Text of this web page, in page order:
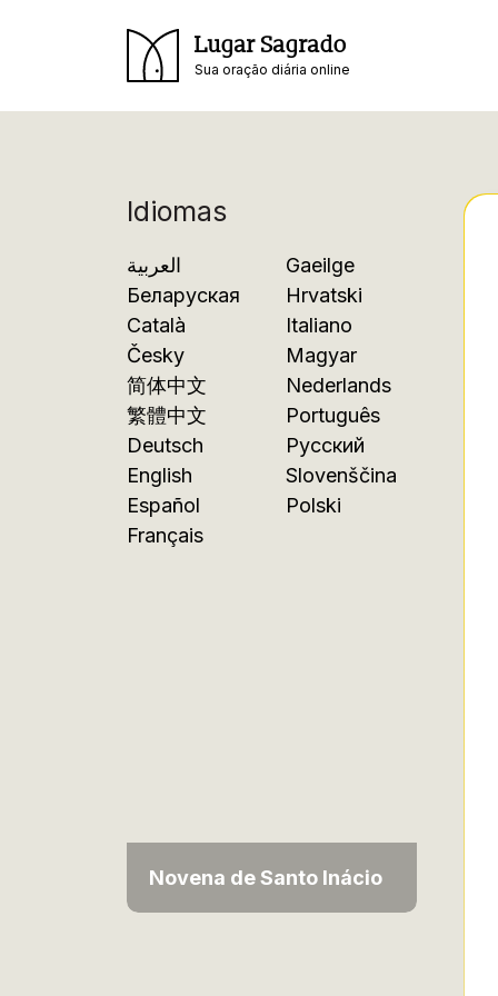
Lugar Sagrado
Sua oração diária online
Idiomas
العربية
Беларуская
Català
Česky
简体中文
繁體中文
Deutsch
English
Español
Français
Gaeilge
Hrvatski
Italiano
Magyar
Nederlands
Português
Русский
Slovenščina
Polski
Novena de Santo Inácio